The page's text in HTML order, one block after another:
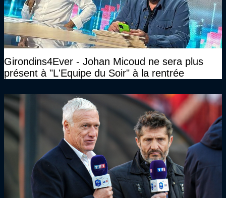
Girondins4Ever - Johan Micoud ne sera plus
présent à "L'Equipe du Soir" à la rentrée